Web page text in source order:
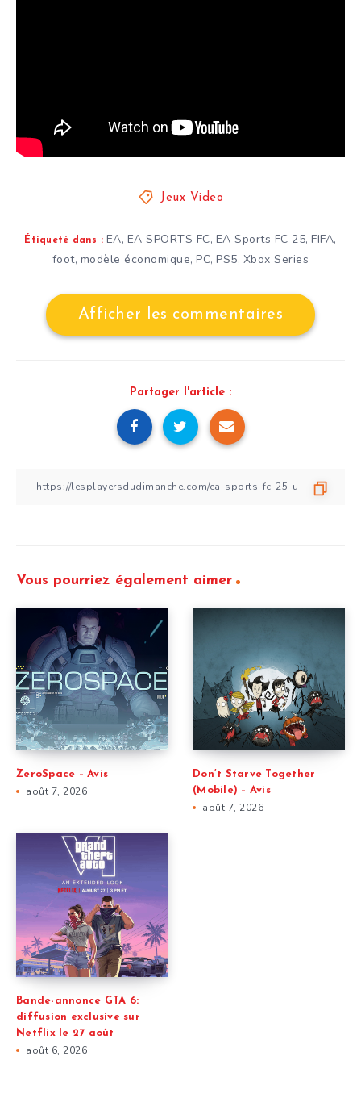
Jeux Video
Étiqueté dans : EA, EA SPORTS FC, EA Sports FC 25,FIFA,
foot, modèle économique,PC,PS5, Xbox Series
Afficher les commentaires
Partager l'article :
Vous pourriez également aimer
ZeroSpace – Avis
août 7, 2026
Don’t Starve Together
(Mobile) – Avis
août 7, 2026
Bande-annonce GTA 6:
diffusion exclusive sur
Netflix le 27 août
août 6, 2026